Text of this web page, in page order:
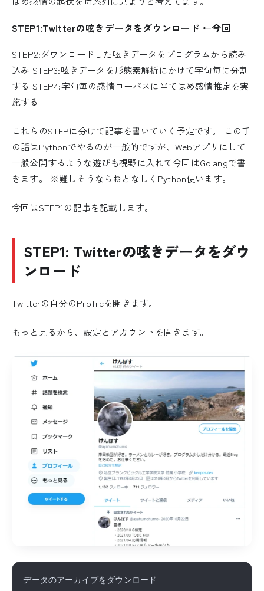
STEP1:Twitterの呟きデータをダウンロード ←今回
STEP2:ダウンロードした呟きデータをプログラムから読み
込み STEP3:呟きデータを形態素解析にかけて字句毎に分割
する STEP4:字句毎の感情コーパスに当てはめ感情推定を実
施する
これらのSTEPに分けて記事を書いていく予定です。 この手
の話はPythonでやるのが一般的ですが、Webアプリにして
一般公開するような遊びも視野に入れて今回はGolangで書
きます。 ※難しそうならおとなしくPython使います。
今回はSTEP1の記事を記載します。
STEP1: Twitterの呟きデータをダウ
ンロード
Twitterの自分のProfileを開きます。
もっと見るから、設定とアカウントを開きます。
データのアーカイブをダウンロード